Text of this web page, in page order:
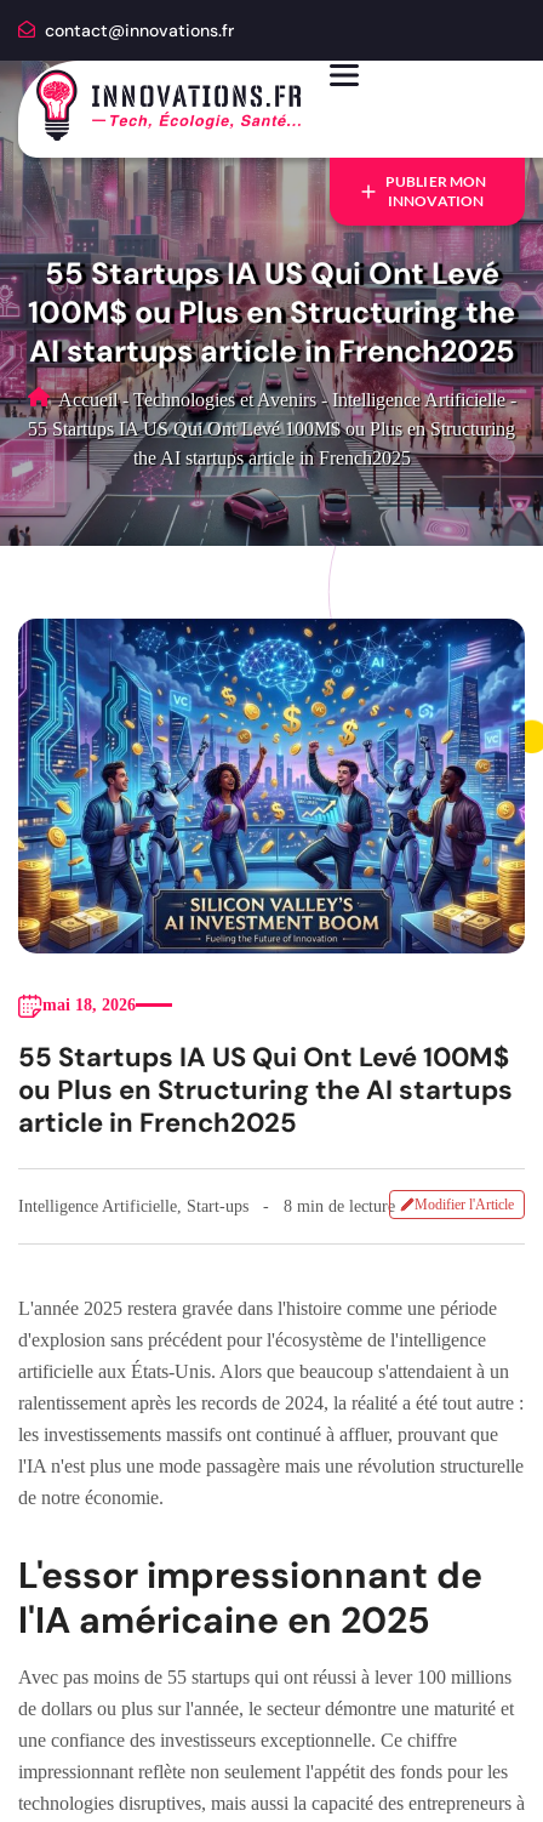
contact@innovations.fr
PUBLIER MON
INNOVATION
55 Startups IA US Qui Ont Levé
100M$ ou Plus en Structuring the
AI startups article in French2025
Accueil - Technologies et Avenirs - Intelligence Artificielle -
55 Startups IA US Qui Ont Levé 100M$ ou Plus en Structuring
the AI startups article in French2025
mai 18, 2026
55 Startups IA US Qui Ont Levé 100M$
ou Plus en Structuring the AI startups
article in French2025
Intelligence Artificielle Start-ups 8 min de lecture Modifier l'Article
L'année 2025 restera gravée dans l'histoire comme une période
d'explosion sans précédent pour l'écosystème de l'intelligence
artificielle aux États-Unis. Alors que beaucoup s'attendaient à un
ralentissement après les records de 2024, la réalité a été tout autre :
les investissements massifs ont continué à affluer, prouvant que
l'IA n'est plus une mode passagère mais une révolution structurelle
de notre économie.
L'essor impressionnant de
l'IA américaine en 2025
Avec pas moins de 55 startups qui ont réussi à lever 100 millions
de dollars ou plus sur l'année, le secteur démontre une maturité et
une confiance des investisseurs exceptionnelle. Ce chiffre
impressionnant reflète non seulement l'appétit des fonds pour les
technologies disruptives, mais aussi la capacité des entrepreneurs à